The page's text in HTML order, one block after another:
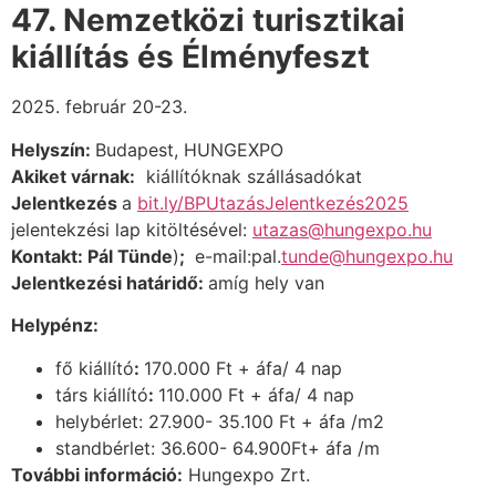
47. Nemzetközi turisztikai
kiállítás és Élményfeszt
2025. február 20-23.
Helyszín: Budapest, HUNGEXPO
Akiket várnak: kiállítóknak szállásadókat
Jelentkezés a bit.ly/BPUtazásJelentkezés2025
jelentekzési lap kitöltésével: utazas@hungexpo.hu
Kontakt: Pál Tünde); e-mail:pal.tunde@hungexpo.hu
Jelentkezési határidő: amíg hely van
Helypénz:
fő kiállító: 170.000 Ft + áfa/ 4 nap
társ kiállító: 110.000 Ft + áfa/ 4 nap
helybérlet: 27.900- 35.100 Ft + áfa /m2
standbérlet: 36.600- 64.900Ft+ áfa /m
További információ: Hungexpo Zrt.